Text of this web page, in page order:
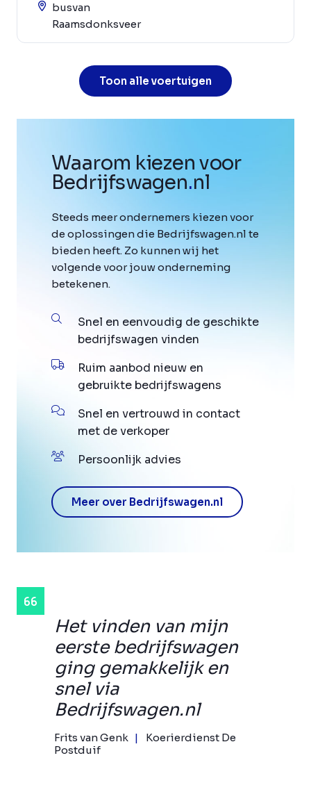
busvan
Raamsdonksveer
Toon alle voertuigen
Het vinden van mijn
eerste bedrijfswagen
ging gemakkelijk en
snel via
Bedrijfswagen.nl
Frits van Genk
Koerierdienst De
Postduif
Waarom kiezen voor
Bedrijfswagen.nl
Steeds meer ondernemers kiezen voor
de oplossingen die Bedrijfswagen.nl te
bieden heeft. Zo kunnen wij het
volgende voor jouw onderneming
betekenen.
Snel en eenvoudig de geschikte
bedrijfswagen vinden
Ruim aanbod nieuw en
gebruikte bedrijfswagens
Snel en vertrouwd in contact
met de verkoper
Persoonlijk advies
Meer over Bedrijfswagen.nl